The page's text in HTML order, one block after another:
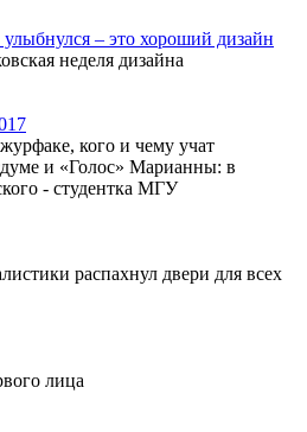
– это хороший дизайн
неделя дизайна
кого и чему учат
и «Голос» Марианны: в
- студентка МГУ
распахнул двери для всех
лица